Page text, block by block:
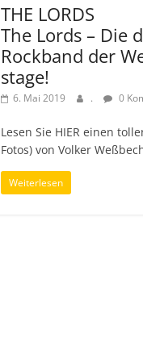
THE LORDS
The Lords – Die
Rockband der
stage!
6. Mai 2019 . 0
Lesen Sie HIER einen
Fotos) von Volker
Weiterlesen